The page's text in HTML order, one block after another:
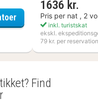
Flädie Mat & Vingård
1636 kr.
Pris per nat , 2
inkl. turistskat
ekskl.
79 kr. per reservation
Find